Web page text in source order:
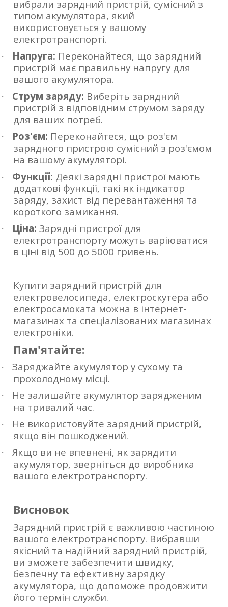
вибрали зарядний пристрій, сумісний з
типом акумулятора, який
використовується у вашому
електротранспорті.
· Напруга: Переконайтеся, що зарядний
пристрій має правильну напругу для
вашого акумулятора.
· Струм заряду: Виберіть зарядний
пристрій з відповідним струмом заряду
для ваших потреб.
· Роз'єм: Переконайтеся, що роз'єм
зарядного пристрою сумісний з роз'ємом
на вашому акумуляторі.
· Функції: Деякі зарядні пристрої мають
додаткові функції, такі як індикатор
заряду, захист від перевантаження та
короткого замикання.
· Ціна: Зарядні пристрої для
електротранспорту можуть варіюватися
в ціні від 500 до 5000 гривень.
Купити зарядний пристрій для
електровелосипеда, електроскутера або
електросамоката можна в інтернет-
магазинах та спеціалізованих магазинах
електроніки.
Пам'ятайте:
·
Заряджайте акумулятор у сухому та
прохолодному місці.
·
Не залишайте акумулятор зарядженим
на тривалий час.
·
Не використовуйте зарядний пристрій,
якщо він пошкоджений.
·
Якщо ви не впевнені, як зарядити
акумулятор, зверніться до виробника
вашого електротранспорту.
Висновок
Зарядний пристрій є важливою частиною
вашого електротранспорту. Вибравши
якісний та надійний зарядний пристрій,
ви зможете забезпечити швидку,
безпечну та ефективну зарядку
акумулятора, що допоможе продовжити
його термін служби.